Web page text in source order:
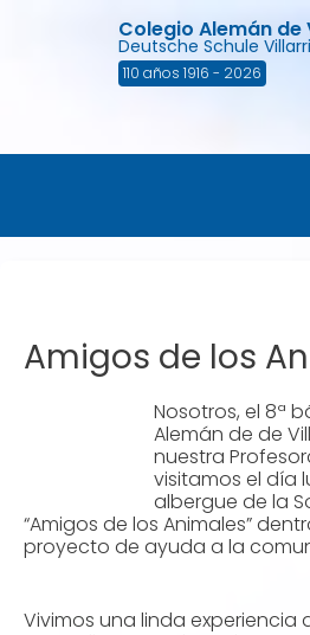
Colegio Alemán de
Deutsche Schule
110 años 1916 - 2026
Amigos de los
Nosotros, el 8ª
Alemán de de
nuestra
visitamos el día
albergue de la
“Amigos de los Animales”
proyecto de ayuda a la
Vivimos una linda experiencia